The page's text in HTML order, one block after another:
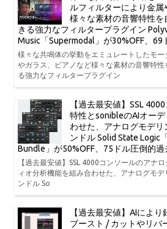
ルフィルターにより金
様々な素材の音響特性
きる強力なフィルタープラグイン
Music「Supermodal」が30%OFF、69
様々な共鳴体の挙動をエミュレートしたモ
やガラス、ピアノなど様々な素材の音響特性
る強力なフィルタープラグイン
【過去最安値】SSL
特性とsonibleのAIオー
わせた、アナログモデ
ンドル Solid State Logic
Bundle」が50%OFF、75ドル圧倒的過
【過去最安値】SSL 4000コンソールのアナ
ィオ分析機能を組み合わせた、アナログモ
ンドル So
【過去最安値】AIによ
ブースト / カットやリバ